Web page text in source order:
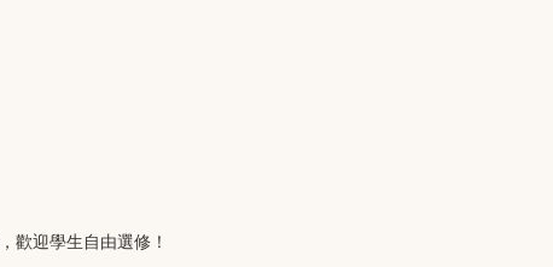
，歡迎學生自由選修！